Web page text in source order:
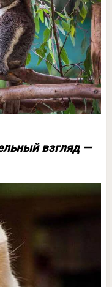
взгляд —